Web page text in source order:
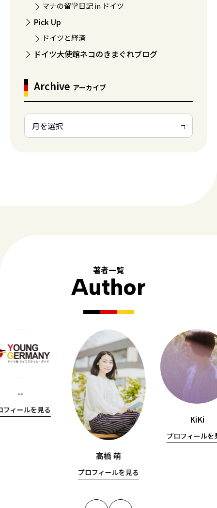
マナの留学日記 in ドイツ
Pick Up
ドイツと経済
ドイツ大使館ネコのきまぐれブログ
Archive アーカイブ
著者一覧
Author
--
フィールを見る
高橋 萌
プロフィールを見る
KiKi
プロフィールを